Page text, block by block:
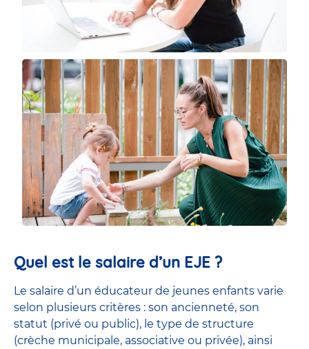
Quel est le salaire d’un EJE ?
Le salaire d’un éducateur de jeunes enfants varie
selon plusieurs critères : son ancienneté, son
statut (privé ou public), le type de structure
(crèche municipale, associative ou privée), ainsi